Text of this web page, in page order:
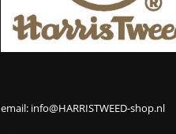
email: info@HARRISTWEED-shop.nl